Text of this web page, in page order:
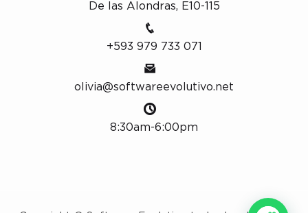
De las Alondras, E10-115
+593 979 733 071
olivia@softwareevolutivo.net
8:30am-6:00pm